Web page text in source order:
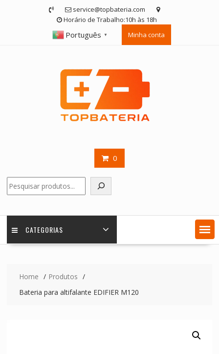
service@topbateria.com
Horário de Trabalho:10h às 18h
Português ▼ Minha conta
0
CATEGORIAS
Home
Produtos
Bateria para altifalante EDIFIER M120